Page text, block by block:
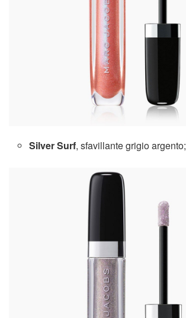
Silver Surf, sfavillante grigio argento;